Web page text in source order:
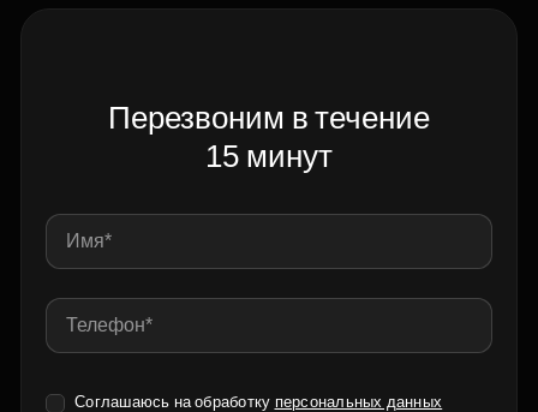
Перезвоним в течение
15 минут
Соглашаюсь на обработку персональных данных